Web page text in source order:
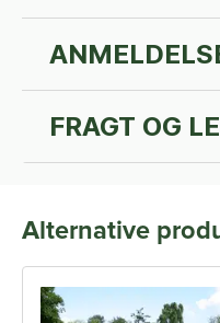
FRAGT OG
Alternative